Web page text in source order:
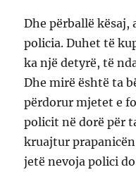
Dhe përballë kësaj,
policia. Duhet të
ka një detyrë, të
Dhe mirë është ta
përdorur mjetet e
policit në dorë për
kruajtur
jetë nevoja polici